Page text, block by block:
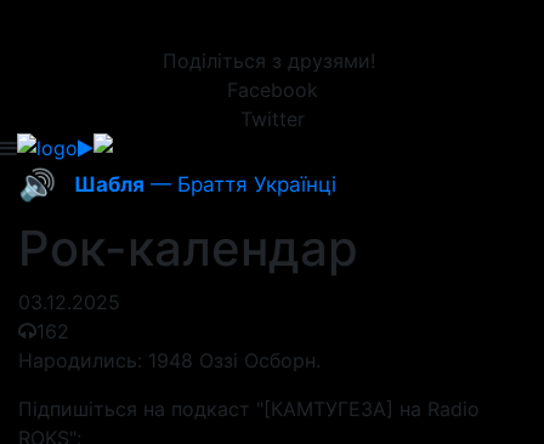
Поділіться з друзями!
Facebook
Twitter
🔊 Шабля — Браття Українці
Рок-календар
03.12.2025
162
Народились: 1948 Оззі Осборн.
Підпишіться на подкаст "[КАМТУГЕЗА] на Radio
ROKS":